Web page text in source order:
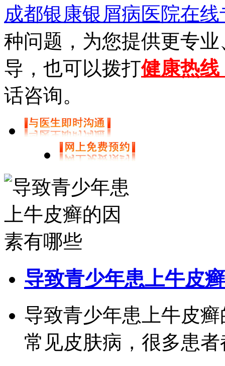
成都银康银屑病医院在线
种问题，为您提供更专
导，也可以拨打健康热线
话咨询。
导致青少年患上牛皮
导致青少年患上牛皮
常见皮肤病，很多患者